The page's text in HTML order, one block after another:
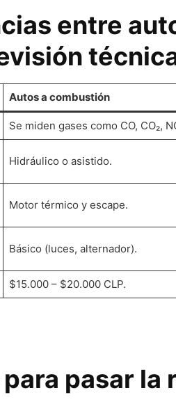
entre
Autos a combustión
Se miden gases como CO, CO₂,
Hidráulico o asistido.
Motor térmico y escape.
Básico (luces, alternador).
$15.000 – $20.000 CLP.
pasar la